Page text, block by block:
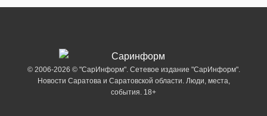
© 2006-2026 © "СарИнформ". Сетевое издание "СарИнформ".
Новости Саратова и Саратовской области. Люди, места,
события. 18+